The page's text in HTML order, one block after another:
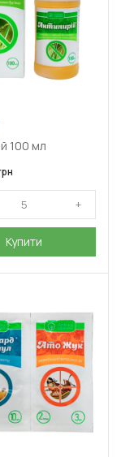
100 мл
Купити